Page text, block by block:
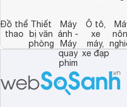
Đồ thể
thao
Thiết
bị văn
phòng
Máy
ảnh -
Máy
quay
phim
Ô tô,
xe
máy,
xe đạp